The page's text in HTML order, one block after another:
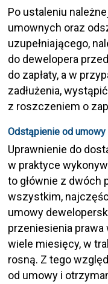
Po ustaleniu
umownych oraz
uzupełniającego,
do dewelopera
do zapłaty, a w
zadłużenia,
z roszczeniem o
Odstąpienie od umowy
Uprawnienie do
w praktyce
to głównie z dwóch
wszystkim,
umowy
przeniesienia prawa
wiele miesięcy, w
rosną. Z tego
od umowy i